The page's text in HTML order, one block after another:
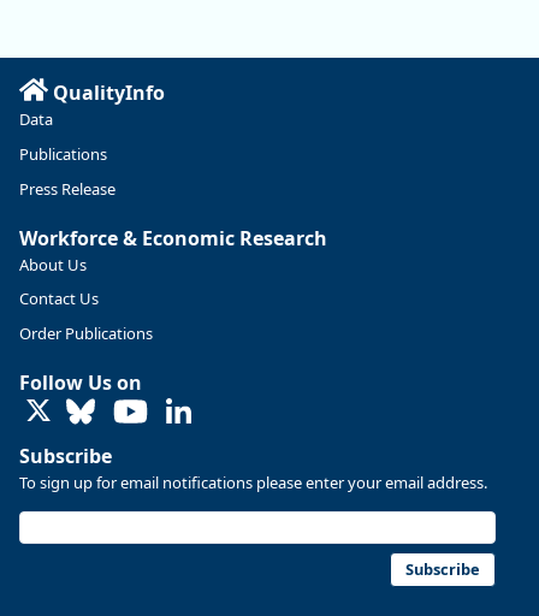
Read more here:
https://ow.ly/ZNf850ZwFPG
Replies: 0
U.S. Bureau of Labor Statistics 8/4/2026 2:03 PM
QualityInfo
Data
Publications
Press Release
Workforce & Economic Research
About Us
Contact Us
Order Publications
Follow Us on
LinkedIn
Subscribe
To sign up for email notifications please enter your email address.
Subscribe